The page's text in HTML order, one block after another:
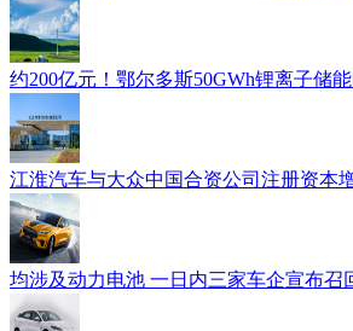
约200亿元！鄂尔多斯50GWh锂离子储
江淮汽车与大众中国合资公司注册资本
均涉及动力电池 一日内三家车企宣布召